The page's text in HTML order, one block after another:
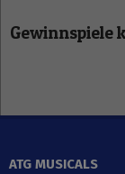
Gewinnspiele
ATG MUSICALS